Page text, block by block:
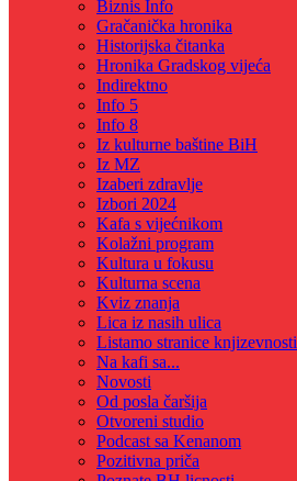
Biznis Info
Gračanička hronika
Historijska čitanka
Hronika Gradskog vijeća
Indirektno
Info 5
Info 8
Iz kulturne baštine BiH
Iz MZ
Izaberi zdravlje
Izbori 2024
Kafa s vijećnikom
Kolažni program
Kultura u fokusu
Kulturna scena
Kviz znanja
Lica iz nasih ulica
Listamo stranice knjizevnosti
Na kafi sa...
Novosti
Od posla čaršija
Otvoreni studio
Podcast sa Kenanom
Pozitivna priča